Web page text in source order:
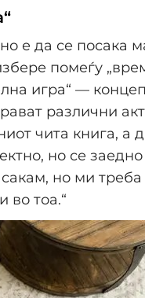
е да се посака
помеѓу
игра“ —
различни
чита книга, а
но се заедно
но ми
во тоа.“